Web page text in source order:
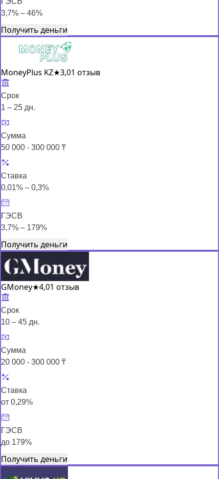
3,7% – 46%
Получить деньги
MoneyPlus KZ★3,01 отзыв
Срок
1 – 25 дн.
Сумма
50 000 - 300 000 ₸
Ставка
0,01% – 0,3%
ГЭСВ
3,7% – 179%
Получить деньги
GMoney★4,01 отзыв
Срок
10 – 45 дн.
Сумма
20 000 - 300 000 ₸
Ставка
от 0,29%
ГЭСВ
до 179%
Получить деньги